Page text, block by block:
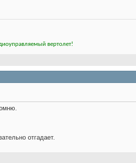
вертолет!
отгадает.